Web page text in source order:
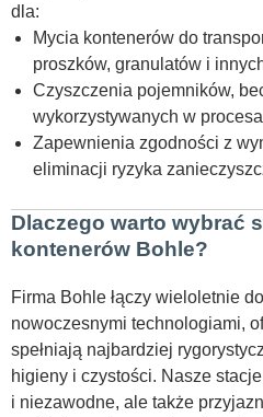
dla:
Mycia kontenerów do
proszków, granulatów i
Czyszczenia pojemników,
wykorzystywanych w
Zapewnienia zgodności z
eliminacji ryzyka
Dlaczego warto wybrać
kontenerów Bohle?
Firma Bohle łączy wieloletnie
nowoczesnymi technologiami,
spełniają najbardziej
higieny i czystości. Nasze
i niezawodne, ale także